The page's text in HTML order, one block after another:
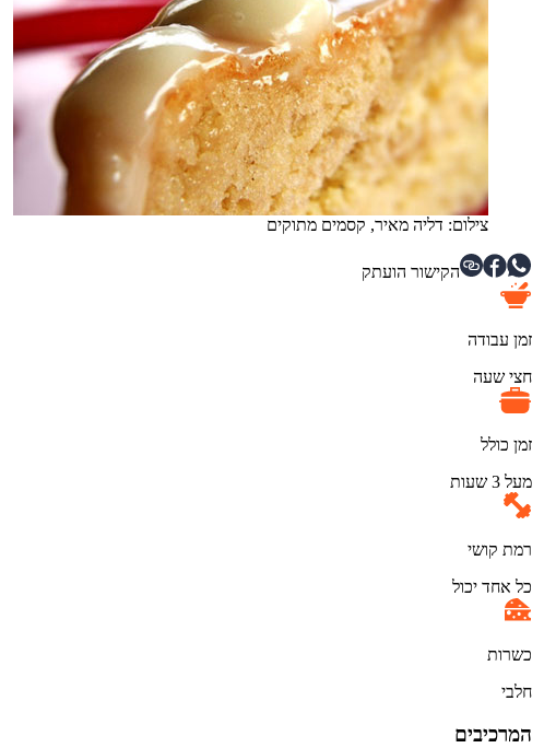
צילום: דליה מאיר, קסמים מתוקים
הקישור הועתק
זמן עבודה
חצי שעה
זמן כולל
מעל 3 שעות
רמת קושי
כל אחד יכול
כשרות
חלבי
המרכיבים